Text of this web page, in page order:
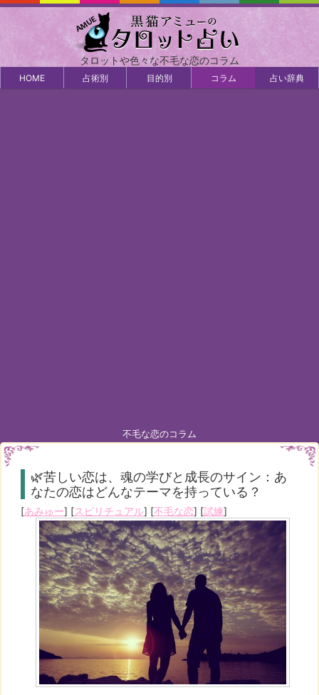
タロットや色々な不毛な恋のコラム
HOME 占術別 目的別 コラム 占い辞典
不毛な恋のコラム
🌿苦しい恋は、魂の学びと成長のサイン：あ
なたの恋はどんなテーマを持っている？
[あみゅー] [スピリチュアル] [不毛な恋] [試練]